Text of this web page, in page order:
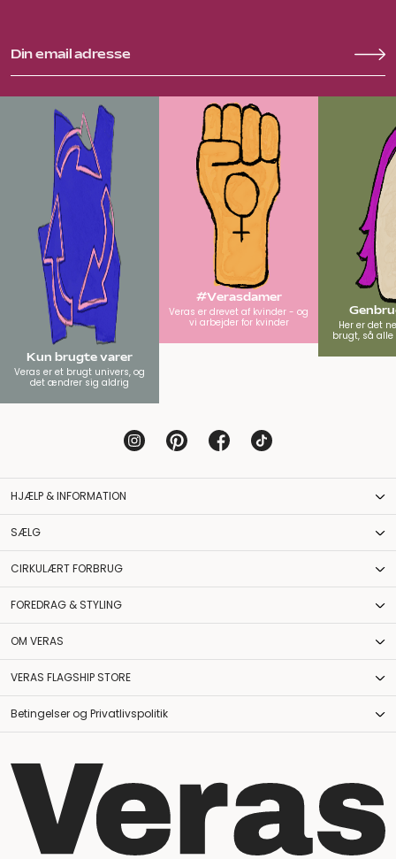
Kun brugte varer
Veras er et brugt univers, og
det ændrer sig aldrig
#Verasdamer
Veras er drevet af kvinder - og
vi arbejder for kvinder
Her er det
brugt, så
HJÆLP & INFORMATION
SÆLG
CIRKULÆRT FORBRUG
FOREDRAG & STYLING
OM VERAS
VERAS FLAGSHIP STORE
Betingelser og Privatlivspolitik